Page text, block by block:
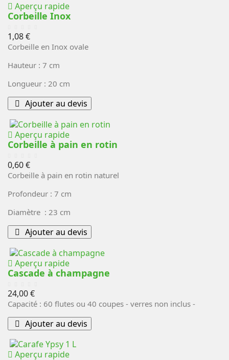
Aperçu rapide
Corbeille Inox
Prix
1,08 €
Corbeille en Inox ovale
Hauteur : 7 cm
Longueur : 20 cm
Ajouter au devis
Aperçu rapide
Corbeille à pain en rotin
Prix
0,60 €
Corbeille à pain en rotin naturel
Profondeur : 7 cm
Diamètre : 23 cm
Ajouter au devis
Aperçu rapide
Cascade à champagne
Prix
24,00 €
Capacité : 60 flutes ou 40 coupes - verres non inclus -
Ajouter au devis
Aperçu rapide